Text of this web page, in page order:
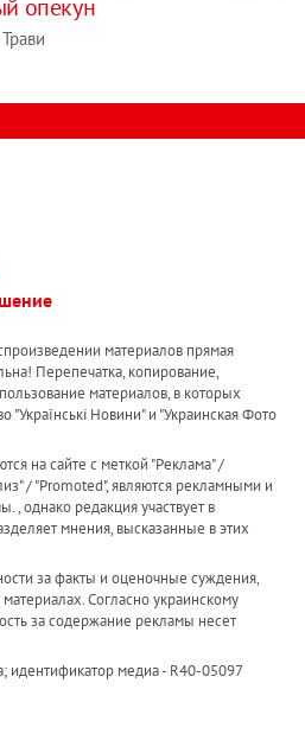
опекун
материалов прямая
Перепечатка, копирование,
материалов, в которых
"Українськi Новини" и "Украинская Фото
на сайте с меткой "Реклама" /
/ "Promoted", являются рекламными и
, однако редакция участвует в
мнения, высказанные в этих
за факты и оценочные суждения,
Согласно украинскому
за содержание рекламы несет
идентификатор медиа - R40-05097